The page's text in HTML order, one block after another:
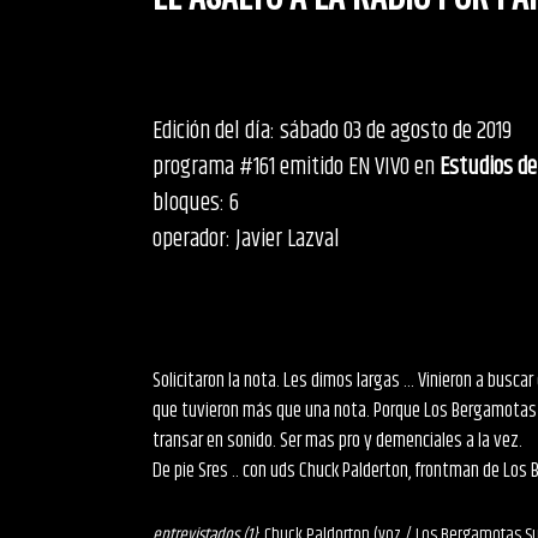
Edición del día: sábado 03 de agosto de 2019
programa #161 emitido EN VIVO enEstudios
bloques: 6
operador: Javier Lazval
Solicitaron la nota. Les dimos largas ... Vinieron a
que tuvieron más que una nota. Porque Los
transar en sonido. Ser mas pro y demenciales a la vez.
De pie Sres .. con uds Chuck Palderton, frontman de